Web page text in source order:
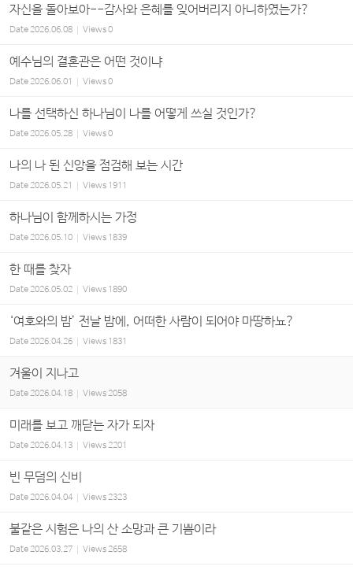
자신을 돌아보아--감사와 은혜를 잊어버리지 아니하였는가?
Date2026.06.08 Views0
예수님의 결혼관은 어떤 것이냐
Date2026.06.01 Views0
나를 선택하신 하나님이 나를 어떻게 쓰실 것인가?
Date2026.05.28 Views0
나의 나 된 신앙을 점검해 보는 시간
Date2026.05.21 Views 1911
하나님이 함께하시는 가정
Date2026.05.10 Views 1839
한 때를 찾자
Date2026.05.02 Views 1890
‘여호와의 밤’ 전날 밤에, 어떠한 사람이 되어야 마땅하뇨?
Date2026.04.26 Views 1831
겨울이 지나고
Date 2026.04.18 Views 2058
미래를 보고 깨닫는 자가 되자
Date2026.04.13 Views2201
빈 무덤의 신비
Date2026.04.04 Views2323
불같은 시험은 나의 산 소망과 큰 기쁨이라
Date2026.03.27 Views2658